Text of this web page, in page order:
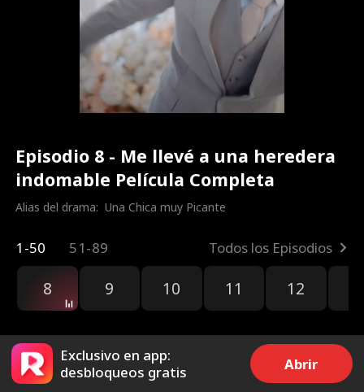
Episodio 8 - Me llevé a una heredera
indomable Película Completa
Alias del drama: Una Chica muy Picante
1-50 51-89 Todos los Episodios
8 9 10 11 12
Exclusivo en app:
desbloqueos gratis
Abrir